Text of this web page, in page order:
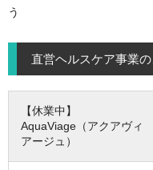
う
直営ヘルスケア事業
【休業中】
AquaViage（アクアヴィ
アージュ）